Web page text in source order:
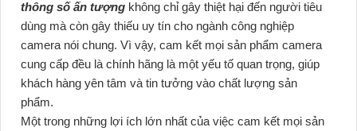
thông số ấn tượng không chỉ gây thiệt hại đến người tiêu
dùng mà còn gây thiếu uy tín cho ngành công nghiệp
camera nói chung. Vì vậy, cam kết mọi sản phẩm camera
cung cấp đều là chính hãng là một yếu tố quan trọng, giúp
khách hàng yên tâm và tin tưởng vào chất lượng sản
phẩm.
Một trong những lợi ích lớn nhất của việc cam kết mọi sản